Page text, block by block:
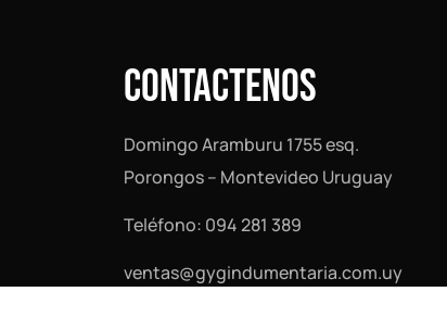
CONTACTENOS
Domingo Aramburu 1755 esq.
Porongos – Montevideo Uruguay
Teléfono: 094 281 389
ventas@gygindumentaria.com.uy